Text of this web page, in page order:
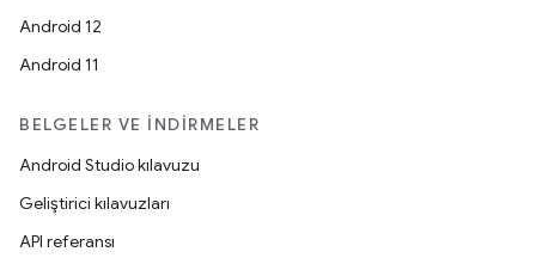
Android 12
Android 11
BELGELER VE İNDIRMELER
Android Studio kılavuzu
Geliştirici kılavuzları
API referansı